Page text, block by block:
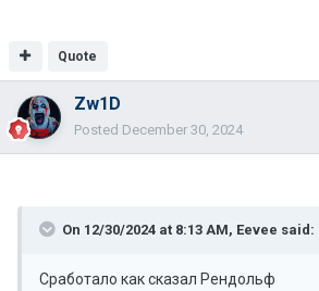
Quote
Zw1D
Posted December 30, 2024
On 12/30/2024 at 8:13 AM, Eevee said:
Сработало как сказал Рендольф